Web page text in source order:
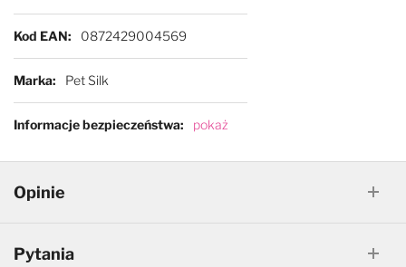
Kod EAN 0872429004569
Marka Pet Silk
Informacje bezpieczeństwa pokaż
Opinie
Pytania